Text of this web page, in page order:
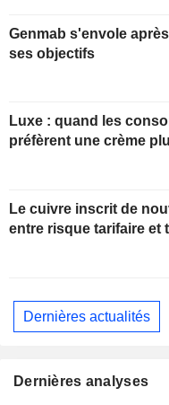
Genmab s'envole
ses objectifs
Luxe : quand les
préfèrent une crème
Le cuivre inscrit de
entre risque tarifaire et
Dernières actualités
Dernières analyses